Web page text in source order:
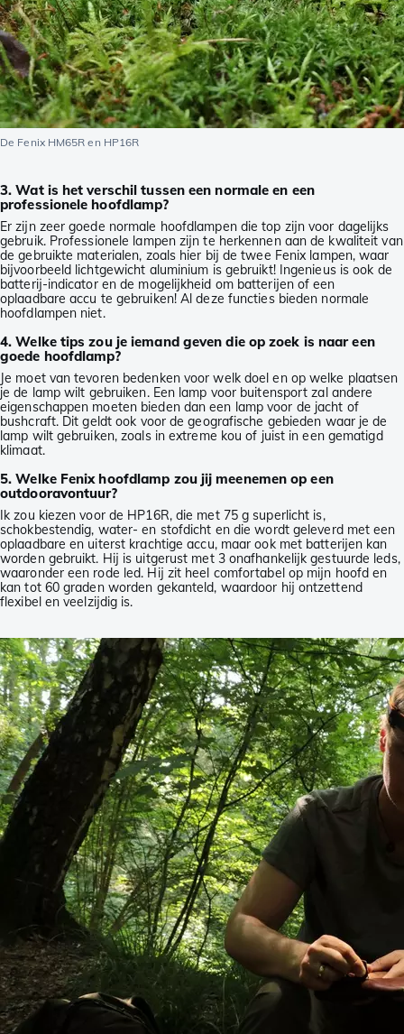
De Fenix HM65R en HP16R
3. Wat is het verschil tussen een normale en een
professionele hoofdlamp?
Er zijn zeer goede normale hoofdlampen die top zijn voor dagelijks
gebruik. Professionele lampen zijn te herkennen aan de kwaliteit van
de gebruikte materialen, zoals hier bij de twee Fenix lampen, waar
bijvoorbeeld lichtgewicht aluminium is gebruikt! Ingenieus is ook de
batterij-indicator en de mogelijkheid om batterijen of een
oplaadbare accu te gebruiken! Al deze functies bieden normale
hoofdlampen niet.
4. Welke tips zou je iemand geven die op zoek is naar een
goede hoofdlamp?
Je moet van tevoren bedenken voor welk doel en op welke plaatsen
je de lamp wilt gebruiken. Een lamp voor buitensport zal andere
eigenschappen moeten bieden dan een lamp voor de jacht of
bushcraft. Dit geldt ook voor de geografische gebieden waar je de
lamp wilt gebruiken, zoals in extreme kou of juist in een gematigd
klimaat.
5. Welke Fenix hoofdlamp zou jij meenemen op een
outdooravontuur?
Ik zou kiezen voor de HP16R, die met 75 g superlicht is,
schokbestendig, water- en stofdicht en die wordt geleverd met een
oplaadbare en uiterst krachtige accu, maar ook met batterijen kan
worden gebruikt. Hij is uitgerust met 3 onafhankelijk gestuurde leds,
waaronder een rode led. Hij zit heel comfortabel op mijn hoofd en
kan tot 60 graden worden gekanteld, waardoor hij ontzettend
flexibel en veelzijdig is.